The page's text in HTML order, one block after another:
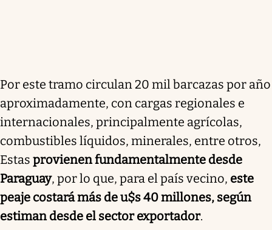
Por este tramo circulan 20 mil barcazas por año
aproximadamente, con cargas regionales e
internacionales, principalmente agrícolas,
combustibles líquidos, minerales, entre otros,
Estas provienen fundamentalmente desde
Paraguay, por lo que, para el país vecino, este
peaje costará más de u$s 40 millones, según
estiman desde el sector exportador.